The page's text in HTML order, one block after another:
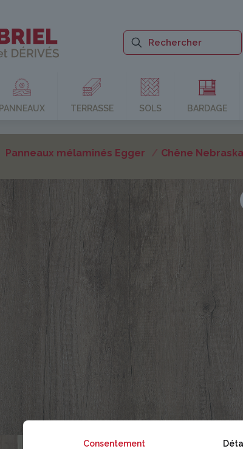
PANNEAUX TERRASSE SOLS BARDAGE
Panneaux mélaminés Egger / Chêne Nebraska
Consentement